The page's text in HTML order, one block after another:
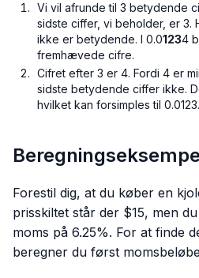
Vi vil afrunde til 3 betydende
sidste ciffer, vi beholder, er 3.
ikke er betydende. I 0.01234
fremhævede cifre.
Cifret efter 3 er 4. Fordi 4 er
sidste betydende ciffer ikke.
hvilket kan forsimples til 0.0123.
Forestil dig, at du køber en
prisskiltet står der $15, men
moms på 6.25%. For at finde
beregner du først